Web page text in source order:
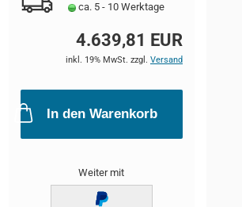
ca. 5 - 10 Werktage
4.639,81 EUR
inkl. 19% MwSt. zzgl. Versand
In den Warenkorb
Weiter mit